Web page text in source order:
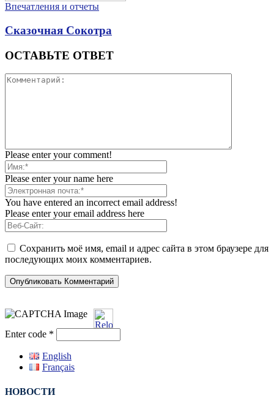
Впечатления и отчеты
Сказочная Сокотра
ОСТАВЬТЕ ОТВЕТ
Please enter your comment!
Please enter your name here
You have entered an incorrect email address!
Please enter your email address here
Сохранить моё имя, email и адрес сайта в этом браузере для
последующих моих комментариев.
Enter code *
English
Français
НОВОСТИ